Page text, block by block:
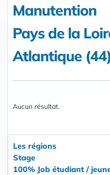
Manutention
Pays de la
Atlantique
Aucun résultat.
Les régions
Stage
100% Job étudiant /